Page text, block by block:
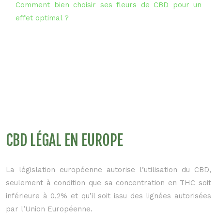
Comment bien choisir ses fleurs de CBD pour un
effet optimal ?
CBD LÉGAL EN EUROPE
La législation européenne autorise l’utilisation du CBD,
seulement à condition que sa concentration en THC soit
inférieure à 0,2% et qu’il soit issu des lignées autorisées
par l’Union Européenne.